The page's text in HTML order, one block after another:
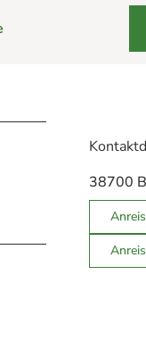
38700